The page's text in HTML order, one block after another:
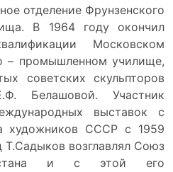
отделение Фрунзенского
В 1964 году окончил
Московском
– промышленном училище,
советских скульпторов
Белашовой. Участник
выставок с
художников СССР с 1959
Т.Садыков возглавлял Союз
и с этой его